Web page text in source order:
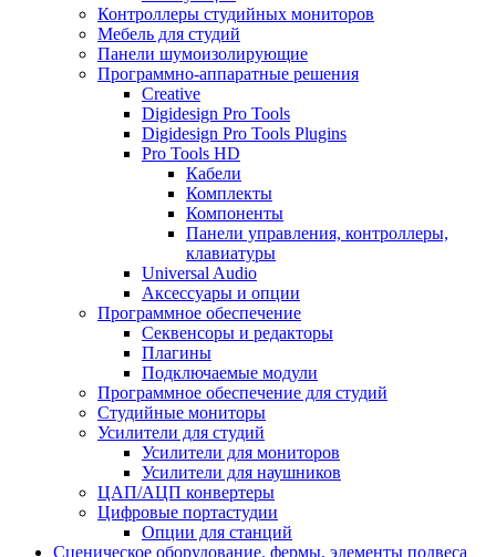
Контроллеры студийных мониторов
Мебель для студий
Панели шумоизолирующие
Программно-аппаратные решения
Creative
Digidesign Pro Tools
Digidesign Pro Tools Plugins
Pro Tools HD
Кабели
Комплекты
Компоненты
Панели управления, контроллеры,
клавиатуры
Universal Audio
Аксессуары и опции
Программное обеспечение
Cеквенсоры и редакторы
Плагины
Подключаемые модули
Программное обеспечение для студий
Студийные мониторы
Усилители для студий
Усилители для мониторов
Усилители для наушников
ЦАП/АЦП конвертеры
Цифровые портастудии
Опции для станций
Сценическое оборудование. фермы, элементы подвеса